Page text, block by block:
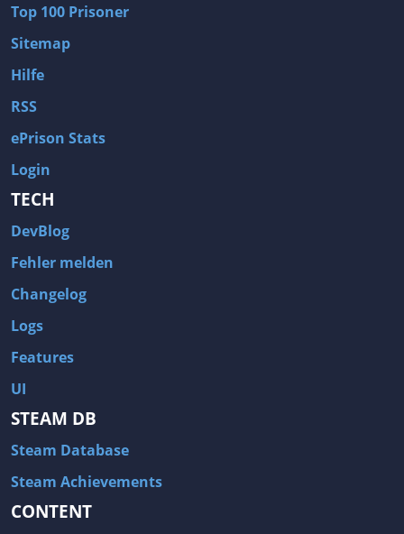
Top 100 Prisoner
Sitemap
Hilfe
RSS
ePrison Stats
Login
TECH
DevBlog
Fehler melden
Changelog
Logs
Features
UI
STEAM DB
Steam Database
Steam Achievements
CONTENT